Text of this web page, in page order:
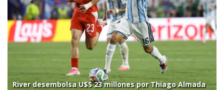
River desembolsa U$S 23 millones por Thiago Almada